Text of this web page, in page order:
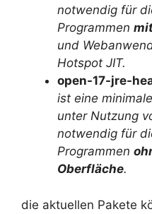
notwendig für
Programmen
und
Hotspot JIT.
open-17-jre-
ist eine
unter Nutzung
notwendig für
Programmen
Oberfläche.
die aktuellen Pakete